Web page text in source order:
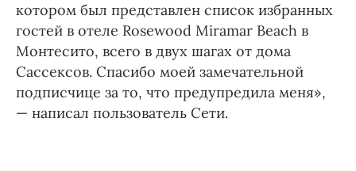
котором был представлен список избранных
гостей в отеле Rosewood Miramar Beach в
Монтесито, всего в двух шагах от дома
Сассексов. Спасибо моей замечательной
подписчице за то, что предупредила меня»,
— написал пользователь Сети.